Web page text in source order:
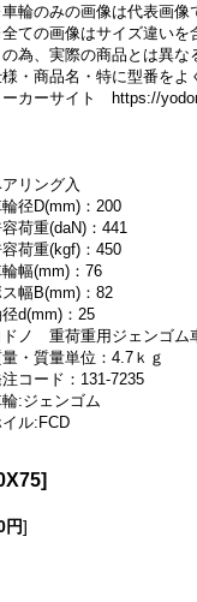
輪のみの画像は代表画像
ての画像はサイズ違いを
の為、実際の商品とは異
・商品名・特に型番を
ーカーサイト https://
リング入
径D(mm)：200
荷重(daN)：441
荷重(kgf)：450
幅(mm)：76
幅B(mm)：82
d(mm)：25
ドノ 重荷重用ジェンゴム
・質量単位：4.7ｋｇ
コード：131-7235
:ジェンゴム
ル:FCD
]
円]